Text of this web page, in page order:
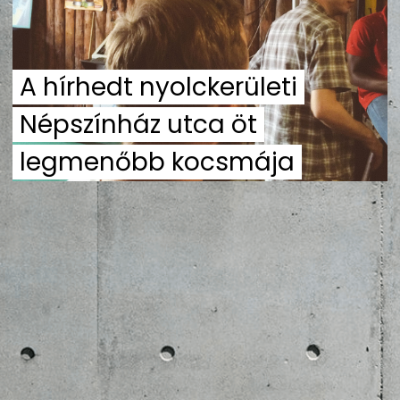
ZENE
MÉDIAAJÁNLAT
IMPRESSZUM
PR-ARCHÍVUM
ADATKEZELÉSI TÁJÉKOZTATÓ
A hírhedt nyolckerületi
Népszínház utca öt
legmenőbb kocsmája